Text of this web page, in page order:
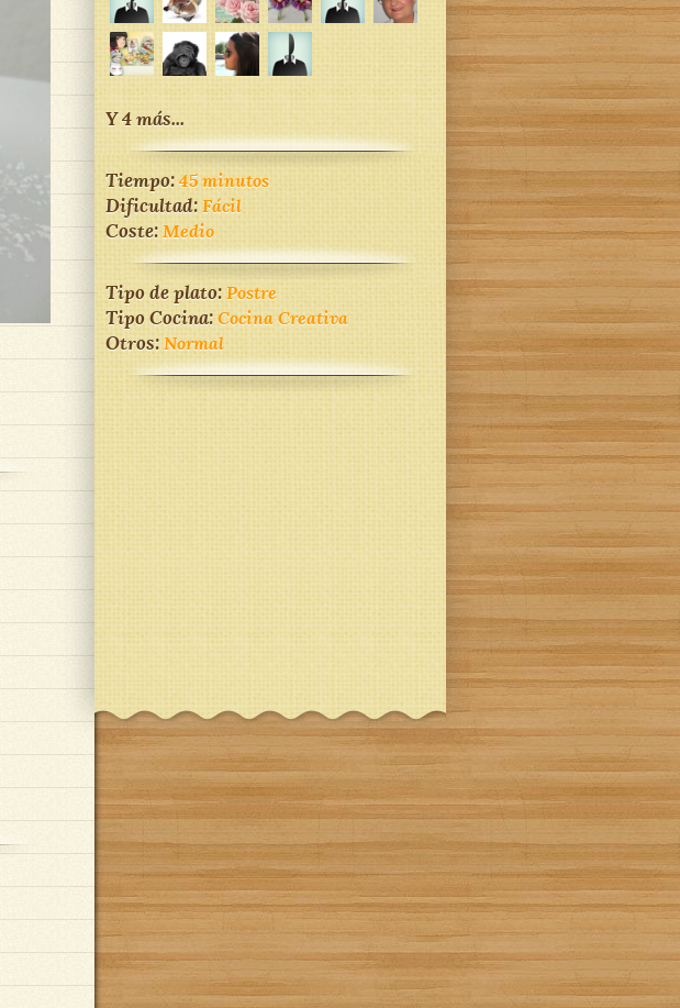
Y 4 más...
Tiempo:45 minutos
Dificultad:Fácil
Coste:Medio
Tipo de plato:Postre
Tipo Cocina:Cocina Creativa
Otros:Normal